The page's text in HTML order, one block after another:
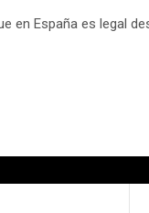
en España es legal